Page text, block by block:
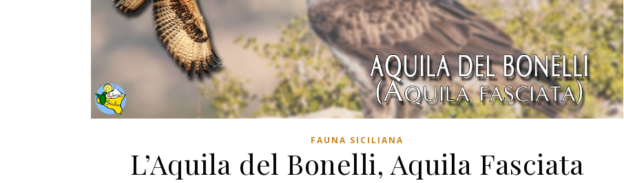
FAUNA SICILIANA
L’Aquila del Bonelli, Aquila Fasciata